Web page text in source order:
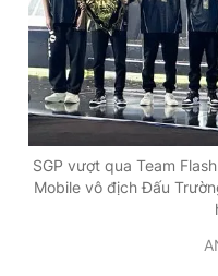
SGP vượt qua Team
Mobile vô địch Đấu